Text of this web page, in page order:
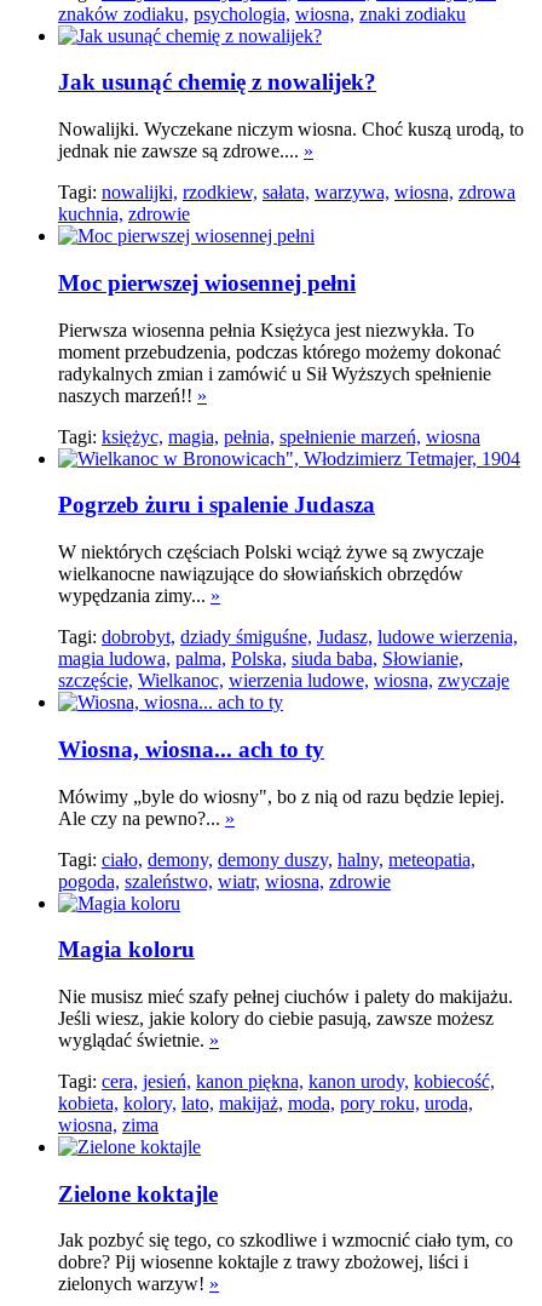
znaków zodiaku, psychologia, wiosna, znaki zodiaku
Jak usunąć chemię z nowalijek?
Nowalijki. Wyczekane niczym wiosna. Choć kuszą urodą, to
jednak nie zawsze są zdrowe.... »
Tagi: nowalijki, rzodkiew, sałata, warzywa, wiosna, zdrowa
kuchnia, zdrowie
Moc pierwszej wiosennej pełni
Pierwsza wiosenna pełnia Księżyca jest niezwykła. To
moment przebudzenia, podczas którego możemy dokonać
radykalnych zmian i zamówić u Sił Wyższych spełnienie
naszych marzeń!! »
Tagi: księżyc, magia, pełnia, spełnienie marzeń, wiosna
Pogrzeb żuru i spalenie Judasza
W niektórych częściach Polski wciąż żywe są zwyczaje
wielkanocne nawiązujące do słowiańskich obrzędów
wypędzania zimy... »
Tagi: dobrobyt, dziady śmiguśne, Judasz, ludowe wierzenia,
magia ludowa, palma, Polska, siuda baba, Słowianie,
szczęście, Wielkanoc, wierzenia ludowe, wiosna, zwyczaje
Wiosna, wiosna... ach to ty
Mówimy „byle do wiosny", bo z nią od razu będzie lepiej.
Ale czy na pewno?... »
Tagi: ciało, demony, demony duszy, halny, meteopatia,
pogoda, szaleństwo, wiatr, wiosna, zdrowie
Magia koloru
Nie musisz mieć szafy pełnej ciuchów i palety do makijażu.
Jeśli wiesz, jakie kolory do ciebie pasują, zawsze możesz
wyglądać świetnie. »
Tagi: cera, jesień, kanon piękna, kanon urody, kobiecość,
kobieta, kolory, lato, makijaż, moda, pory roku, uroda,
wiosna, zima
Zielone koktajle
Jak pozbyć się tego, co szkodliwe i wzmocnić ciało tym, co
dobre? Pij wiosenne koktajle z trawy zbożowej, liści i
zielonych warzyw! »